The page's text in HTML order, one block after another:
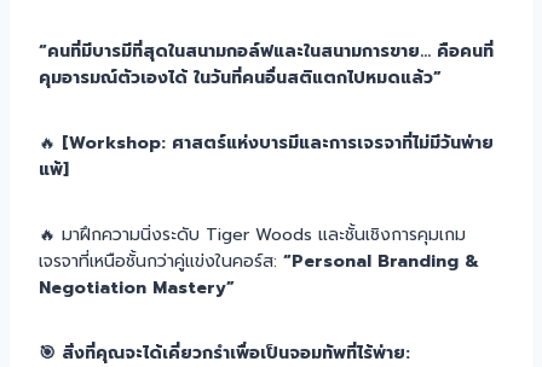
“คนที่มีบารมีที่สุดในสนามกอล์ฟและในสนามการขาย… คือคนที่
คุมอารมณ์ตัวเองได้ ในวันที่คนอื่นสติแตกไปหมดแล้ว”
🔥 [Workshop: ศาสตร์แห่งบารมีและการเจรจาที่ไม่มีวันพ่าย
แพ้]
🔥 มาฝึกความนิ่งระดับ Tiger Woods และชั้นเชิงการคุมเกม
เจรจาที่เหนือชั้นกว่าคู่แข่งในคอร์ส: “Personal Branding &
Negotiation Mastery”
🎯 สิ่งที่คุณจะได้เคี่ยวกรำเพื่อเป็นจอมทัพที่ไร้พ่าย: